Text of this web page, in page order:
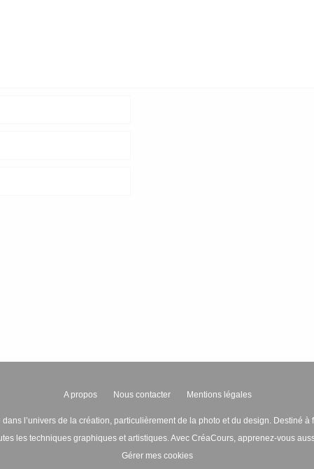
A propos Nous contacter Mentions légales
l’univers de la création, particulièrement de la photo et du design. Destiné
les techniques graphiques et artistiques. Avec CréaCours, apprenez-vous
Gérer mes cookies